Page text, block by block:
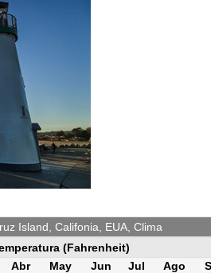
Island, Califonia, EUA, Clima
(Fahrenheit)
Abr May Jun Jul Ago